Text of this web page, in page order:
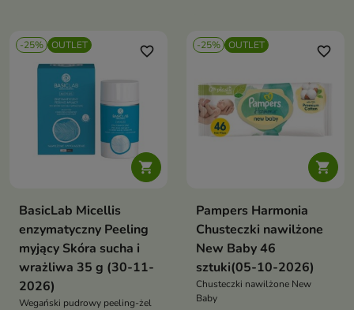
-25% OUTLET

favorite_border
BasicLab Micellis
enzymatyczny Peeling
myjący Skóra sucha i
wrażliwa 35 g (30-11-
2026)
Wegański pudrowy peeling-żel
-25% OUTLET

favorite_border
Pampers Harmonia
Chusteczki nawilżone
New Baby 46
sztuki(05-10-2026)
Chusteczki nawilżone New
Baby